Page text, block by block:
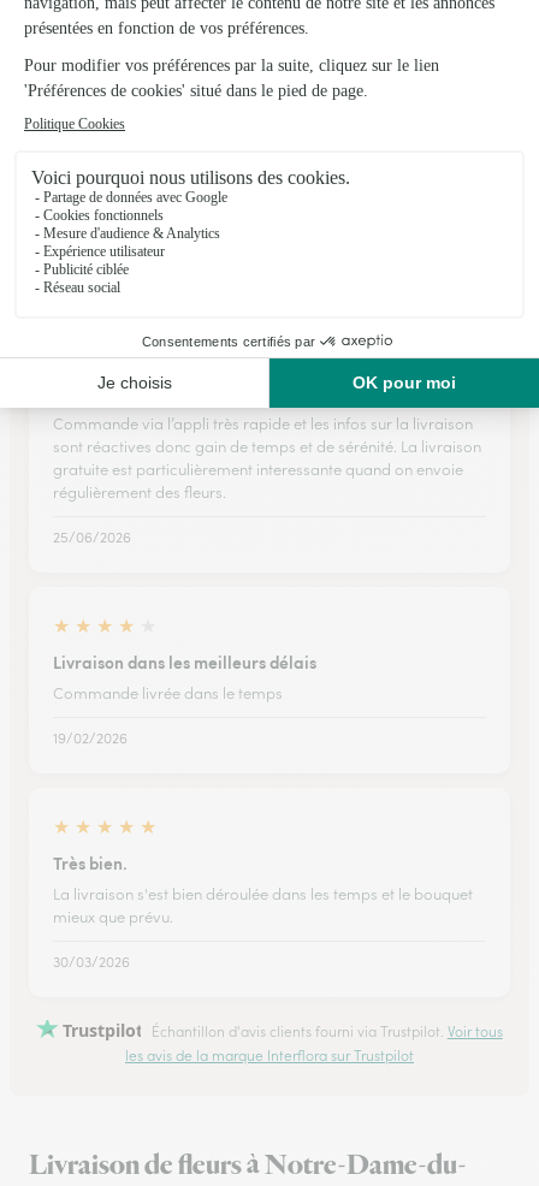
Notre-Dame-du-Parc
★ ★ ★ ★
Le top de la livraison de bouquets
Toujours au top bouquets magnifiques,livraison toujours
ponctuelle merci aux équipes ❤️
04/06/2026
★ ★ ★ ★ ★
Commande via l’appli très rapide
Commande via l’appli très rapide et les infos sur la livraison
sont réactives donc gain de temps et de sérénité. La livraison
gratuite est particulièrement interessante quand on envoie
régulièrement des fleurs.
25/06/2026
★ ★ ★ ★
Livraison dans les meilleurs délais
Commande livrée dans le temps
19/02/2026
★ ★ ★ ★ ★
Très bien.
La livraison s'est bien déroulée dans les temps et le bouquet
mieux que prévu.
30/03/2026
Trustpilot Échantillon d'avis clients fourni via Trustpilot. Voir tous
les avis de la marque Interflora sur Trustpilot
Livraison de fleurs à Notre-Dame-du-